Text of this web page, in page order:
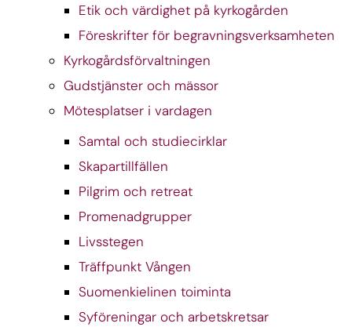
Etik och värdighet på kyrkogården
Föreskrifter för begravningsverksamheten
Kyrkogårdsförvaltningen
Gudstjänster och mässor
Mötesplatser i vardagen
Samtal och studiecirklar
Skapartillfällen
Pilgrim och retreat
Promenadgrupper
Livsstegen
Träffpunkt Vången
Suomenkielinen toiminta
Syföreningar och arbetskretsar